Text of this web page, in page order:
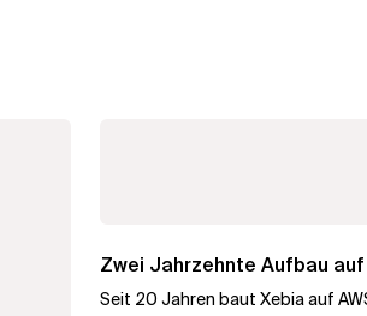
Zwei Jahrzehnte Aufbau auf
Seit 20 Jahren baut Xebia auf